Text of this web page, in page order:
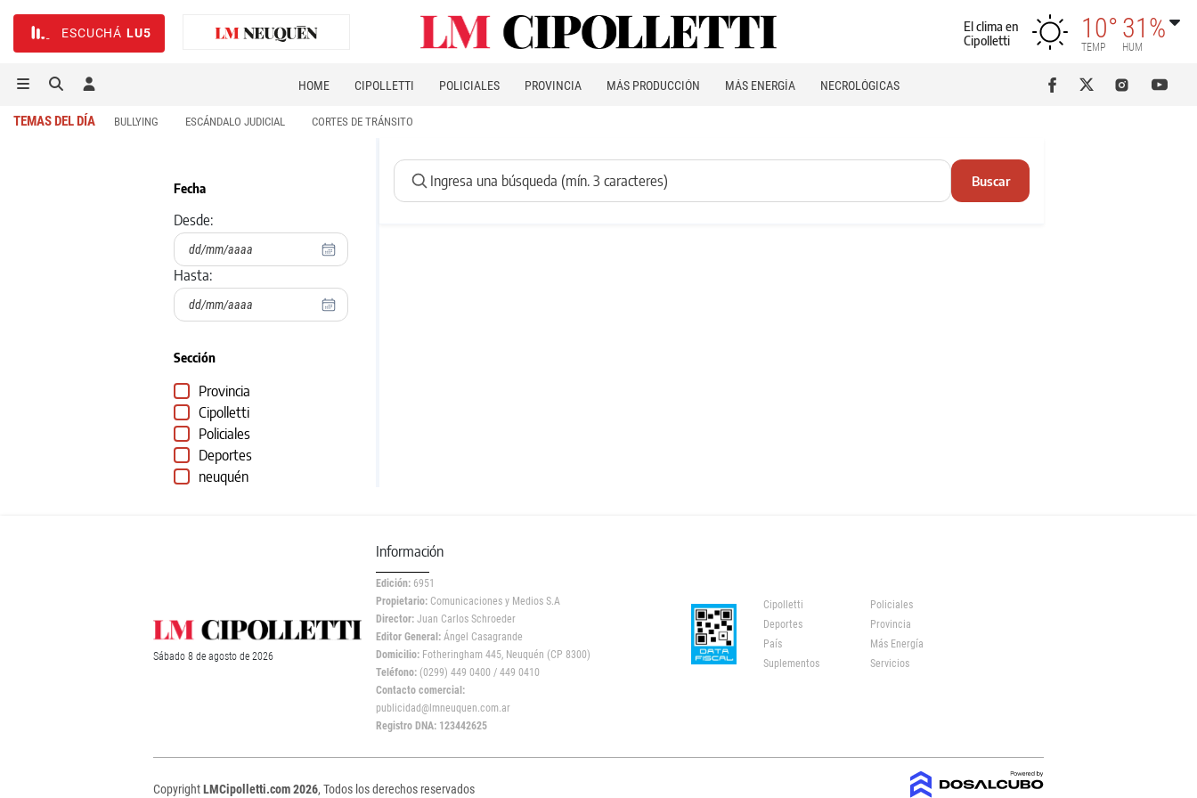
ESCUCHÁ LU5
El clima en
Cipolletti
10°
TEMP
31%
HUM
HOME CIPOLLETTI POLICIALES PROVINCIA MÁS PRODUCCIÓN MÁS ENERGÍA NECROLÓGICAS
TEMAS DEL DÍA BULLYING ESCÁNDALO JUDICIAL CORTES DE TRÁNSITO
Fecha
Desde:
Hasta:
Sección
Provincia
Cipolletti
Policiales
Deportes
neuquén
Buscar
Sábado 8 de agosto de 2026
Información
Edición: 6951
Propietario: Comunicaciones y Medios S.A
Director: Juan Carlos Schroeder
Editor General: Ángel Casagrande
Domicilio: Fotheringham 445, Neuquén (CP 8300)
Teléfono: (0299) 449 0400 / 449 0410
Contacto comercial:
publicidad@lmneuquen.com.ar
Registro DNA: 123442625
Cipolletti
Policiales
Deportes
Provincia
País
Más Energía
Suplementos
Servicios
CopyrightLMCipolletti.com 2026, Todos los derechos reservados